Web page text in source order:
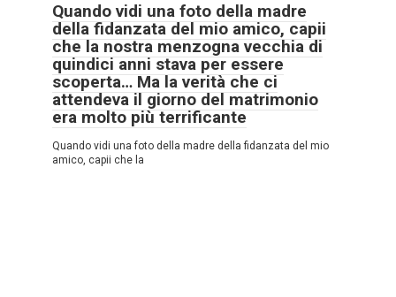
Quando vidi una foto della madre
della fidanzata del mio amico, capii
che la nostra menzogna vecchia di
quindici anni stava per essere
scoperta… Ma la verità che ci
attendeva il giorno del matrimonio
era molto più terrificante
Quando vidi una foto della madre della fidanzata del mio
amico, capii che la